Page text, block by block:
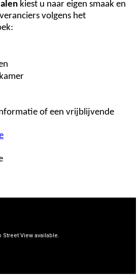
kiest u naar eigen smaak en
volgens het
of een vrijblijvende